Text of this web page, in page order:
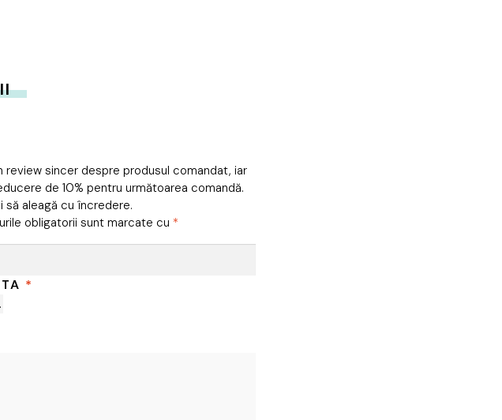
review sincer despre produsul comandat, iar
de 10% pentru următoarea comandă.
să aleagă cu încredere.
obligatorii sunt marcate cu *
*